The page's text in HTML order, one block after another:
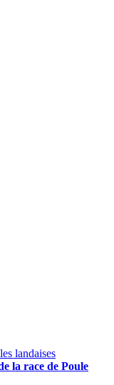
landaises
la race de Poule